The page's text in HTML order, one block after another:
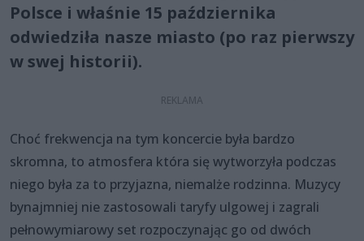
Polsce i właśnie 15 października
odwiedziła nasze miasto (po raz pierwszy
w swej historii).
Choć frekwencja na tym koncercie była bardzo
skromna, to atmosfera która się wytworzyła podczas
niego była za to przyjazna, niemalże rodzinna. Muzycy
bynajmniej nie zastosowali taryfy ulgowej i zagrali
pełnowymiarowy set rozpoczynając go od dwóch